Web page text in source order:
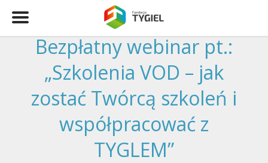
Bezpłatny webinar pt.:
„Szkolenia VOD – jak
zostać Twórcą szkoleń i
współpracować z
TYGLEM”